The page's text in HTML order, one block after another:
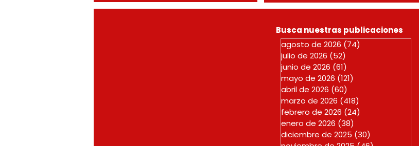
Busca nuestras publicaciones
agosto de 2026 (74)
julio de 2026 (52)
junio de 2026 (61)
mayo de 2026 (121)
abril de 2026 (60)
marzo de 2026 (418)
febrero de 2026 (24)
enero de 2026 (38)
diciembre de 2025 (30)